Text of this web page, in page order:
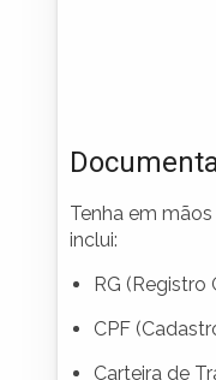
Tenha em
inclui:
RG (Registro
CPF
Carteira de